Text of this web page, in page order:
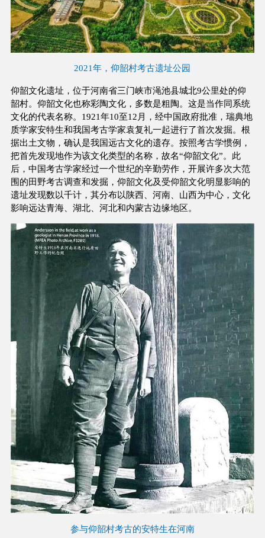
2021年，仰韶村考古遗址公园
仰韶文化遗址，位于河南省三门峡市渑池县城北9公里处的仰
韶村。仰韶文化也称彩陶文化，多数是粗陶。这是当作同系统
文化的代表名称。1921年10至12月，经中国政府批准，瑞典地
质学家安特生和我国考古学家袁复礼一起进行了首次发掘。根
据出土文物，确认是我国远古文化的遗存。按照考古学惯例，
把首先发现地作为该文化类型的名称，故名“仰韶文化”。此
后，中国考古学家经过一个世纪的辛勤劳作，开展许多次大范
围的田野考古调查和发掘，仰韶文化及受仰韶文化明显影响的
遗址发现数以千计，其分布以陕西、河南、山西为中心，文化
影响远达青海、湖北、河北和内蒙古边缘地区。
参与仰韶村考古的安特生在河南